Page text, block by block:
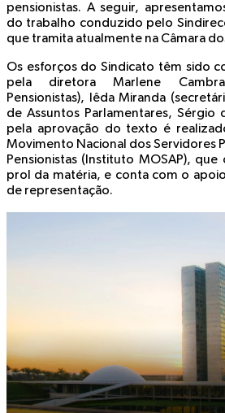
pensionistas. A seguir,
do trabalho conduzido pelo
que tramita atualmente na Câmara
Os esforços do Sindicato têm sido
pela diretora Marlene
Pensionistas), Iêda Miranda
de Assuntos Parlamentares,
pela aprovação do texto é
Movimento Nacional dos Servidores
Pensionistas (Instituto MOSAP),
prol da matéria, e conta com o
de representação.